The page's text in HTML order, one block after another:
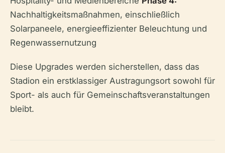
Nachhaltigkeitsmaßnahmen, einschließlich
Solarpaneele, energieeffizienter Beleuchtung und
Regenwassernutzung
Diese Upgrades werden sicherstellen, dass das
Stadion ein erstklassiger Austragungsort sowohl für
Sport- als auch für Gemeinschaftsveranstaltungen
bleibt.